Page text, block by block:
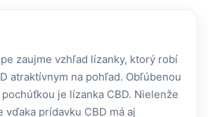
zaujme vzhľad lízanky, ktorý robí
atraktívnym na pohľad. Obľúbenou
je lízanka CBD. Nielenže
vďaka prídavku CBD má aj